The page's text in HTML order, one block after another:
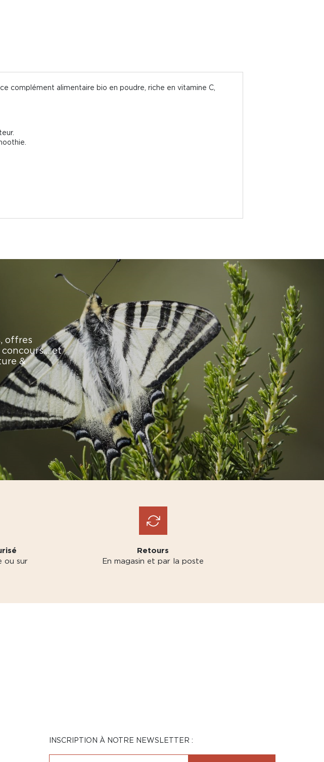
complément alimentaire bio en poudre, riche en vitamine C,
offres
concours… et
&
ou sur
Retours
En magasin et par la poste
INSCRIPTION À NOTRE NEWSLETTER :